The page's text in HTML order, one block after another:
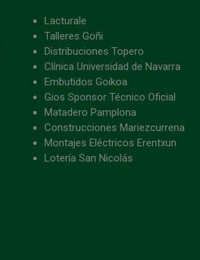
Lacturale
Talleres Goñi
Distribuciones Topero
Clínica Universidad de Navarra
Embutidos Goikoa
Gios Sponsor Técnico Oficial
Matadero Pamplona
Construcciones Mariezcurrena
Montajes Eléctricos Erentxun
Lotería San Nicolás